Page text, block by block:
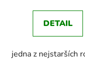
DETAIL
jedna z nejstarších